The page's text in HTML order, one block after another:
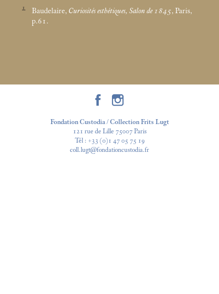
1 Baudelaire, Curiosités esthétiques, Salon de 1845, Paris,
p.61.
Fondation Custodia / Collection Frits Lugt
121 rue de Lille 75007 Paris
Tél : +33 (0)1 47 05 75 19
coll.lugt@fondationcustodia.fr